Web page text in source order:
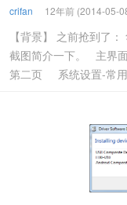
crifan 12年前 (2014-05-
【背景】 之前抢到了
截图简介一下。 主界
第二页 系统设置-常用